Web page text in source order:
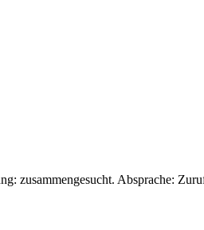
zusammengesucht. Absprache: